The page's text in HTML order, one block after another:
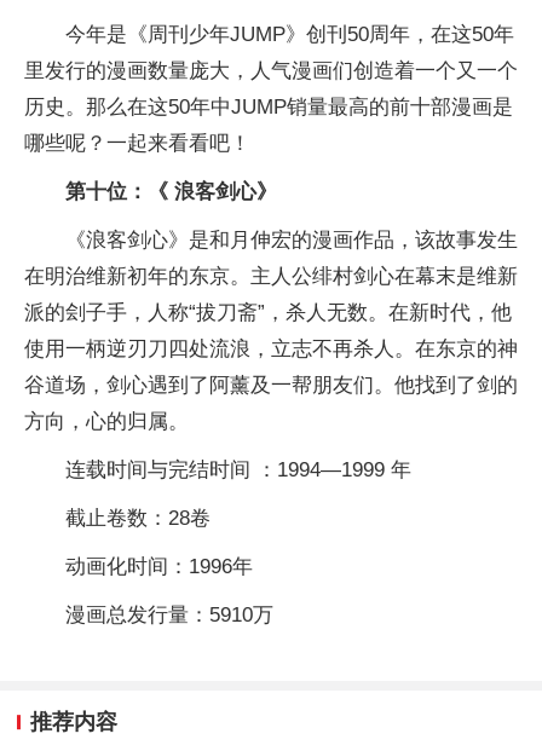
今年是《周刊少年JUMP》创刊50周年，在这50年
里发行的漫画数量庞大，人气漫画们创造着一个又一个
历史。那么在这50年中JUMP销量最高的前十部漫画是
哪些呢？一起来看看吧！
第十位：《 浪客剑心》
《浪客剑心》是和月伸宏的漫画作品，该故事发生
在明治维新初年的东京。主人公绯村剑心在幕末是维新
派的刽子手，人称“拔刀斋”，杀人无数。在新时代，他
使用一柄逆刃刀四处流浪，立志不再杀人。在东京的神
谷道场，剑心遇到了阿薰及一帮朋友们。他找到了剑的
方向，心的归属。
连载时间与完结时间 ：1994—1999 年
截止卷数：28卷
动画化时间：1996年
漫画总发行量：5910万
推荐内容